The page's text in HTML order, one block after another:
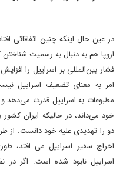
در عین حال اینکه چنین اتفاقاتی
اروپا هم به دنبال به رسمیت
فشار بین‌المللی بر اسراییل را
امر به معنای تضعیف اسراییل
مطبوعات به اسراییل قدرت می‌دهد و
خود می‌داند، در حالیکه ایران
دو را تهدیدی علیه خود دانست. از
اخراج سفیر اسراییل می افتد،
اسراییل نابود شده است. اگر در